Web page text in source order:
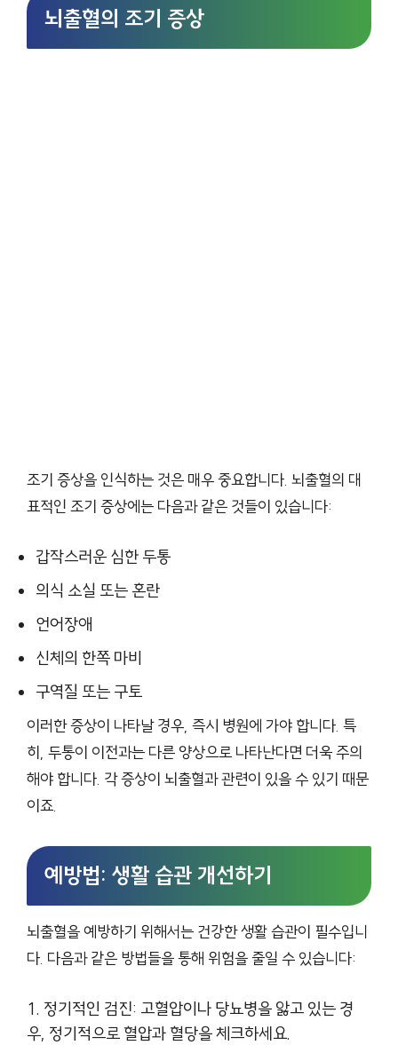
뇌출혈의 조기 증상
조기 증상을 인식하는 것은 매우 중요합니다. 뇌출혈의 대
표적인 조기 증상에는 다음과 같은 것들이 있습니다:
갑작스러운 심한 두통
의식 소실 또는 혼란
언어장애
신체의 한쪽 마비
구역질 또는 구토
이러한 증상이 나타날 경우, 즉시 병원에 가야 합니다. 특
히, 두통이 이전과는 다른 양상으로 나타난다면 더욱 주의
해야 합니다. 각 증상이 뇌출혈과 관련이 있을 수 있기 때문
이죠.
예방법: 생활 습관 개선하기
뇌출혈을 예방하기 위해서는 건강한 생활 습관이 필수입니
다. 다음과 같은 방법들을 통해 위험을 줄일 수 있습니다:
정기적인 검진: 고혈압이나 당뇨병을 앓고 있는 경
우, 정기적으로 혈압과 혈당을 체크하세요.